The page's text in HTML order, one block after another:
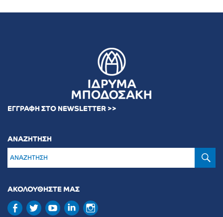
ΕΓΓΡΑΦΗ ΣΤΟ NEWSLETTER >>
ΑΝΑΖΗΤΗΣΗ
ΑΚΟΛΟΥΘΗΣΤΕ ΜΑΣ